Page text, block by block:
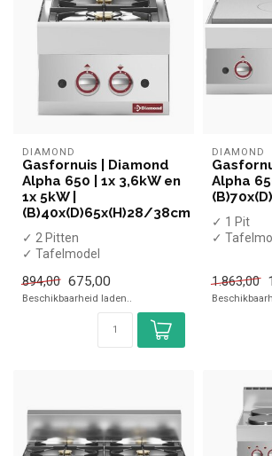
DIAMOND
Gasfornuis | Diamond
Alpha 650 | 1x 3,6kW en
1x 5kW |
(B)40x(D)65x(H)28/38cm
✓ 2 Pitten
✓ Tafelmodel
✓ Gas
894,00 675,00
Beschikbaarheid laden..
DIAMOND
Alpha
✓ 1 Pit
✓
1.863,00